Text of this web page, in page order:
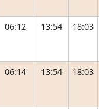
06:12 13:54 18:03
06:14 13:54 18:03